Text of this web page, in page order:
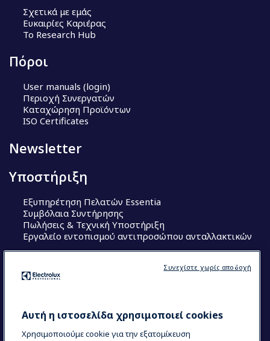
Σχετικά με εμάς
Ευκαιρίες Καριέρας
Το Research Hub
Πόροι
User manuals (login)
Περιοχή Συνεργατών
Καταχώρηση Προϊόντων
ISO Certificates
Newsletter
Υποστήριξη
Εξυπηρέτηση Πελατών Essentia
Συμβόλαια Συντήρησης
Πωλήσεις & Τεχνική Υποστήριξη
Εργαλείο εντοπισμού αντιπροσώπου ανταλλακτικών
Electrolux Professional Ακαδημία Chef
Αυτή η ιστοσελίδα χρησιμοποιεί cookies
Χρησιμοποιούμε cookie για την εξατομίκευση
Συνεχίστε χωρίς αποδοχή